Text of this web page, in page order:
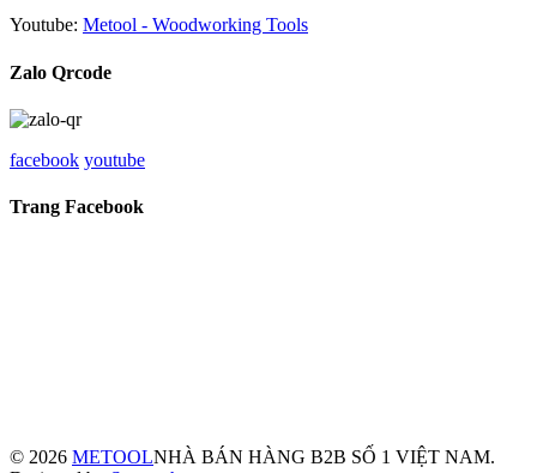
Youtube: Metool - Woodworking Tools
Zalo Qrcode
facebook youtube
Trang Facebook
© 2026 METOOLNHÀ BÁN HÀNG B2B SỐ 1 VIỆT NAM.